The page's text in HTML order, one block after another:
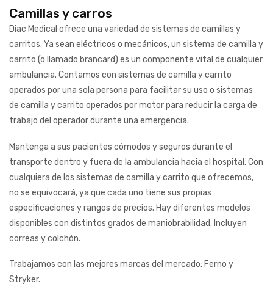
Camillas y carros
Diac Medical ofrece una variedad de sistemas de camillas y
carritos. Ya sean eléctricos o mecánicos, un sistema de camilla y
carrito (o llamado brancard) es un componente vital de cualquier
ambulancia. Contamos con sistemas de camilla y carrito
operados por una sola persona para facilitar su uso o sistemas
de camilla y carrito operados por motor para reducir la carga de
trabajo del operador durante una emergencia.
Mantenga a sus pacientes cómodos y seguros durante el
transporte dentro y fuera de la ambulancia hacia el hospital. Con
cualquiera de los sistemas de camilla y carrito que ofrecemos,
no se equivocará, ya que cada uno tiene sus propias
especificaciones y rangos de precios. Hay diferentes modelos
disponibles con distintos grados de maniobrabilidad. Incluyen
correas y colchón.
Trabajamos con las mejores marcas del mercado: Ferno y
Stryker.